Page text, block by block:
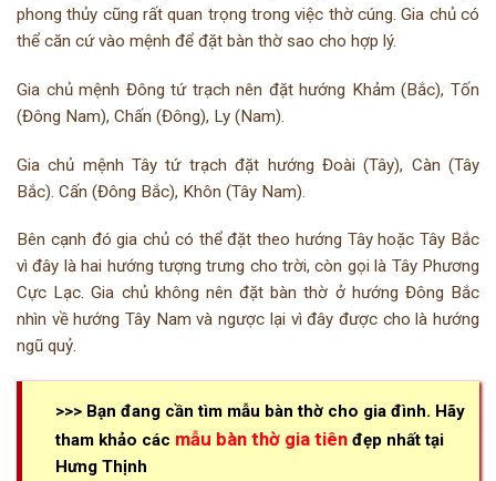
phong thủy cũng rất quan trọng trong việc thờ cúng. Gia chủ có
thể căn cứ vào mệnh để đặt bàn thờ sao cho hợp lý.
Gia chủ mệnh Đông tứ trạch nên đặt hướng Khảm (Bắc), Tốn
(Đông Nam), Chấn (Đông), Ly (Nam).
Gia chủ mệnh Tây tứ trạch đặt hướng Đoài (Tây), Càn (Tây
Bắc). Cấn (Đông Bắc), Khôn (Tây Nam).
Bên cạnh đó gia chủ có thể đặt theo hướng Tây hoặc Tây Bắc
vì đây là hai hướng tượng trưng cho trời, còn gọi là Tây Phương
Cực Lạc. Gia chủ không nên đặt bàn thờ ở hướng Đông Bắc
nhìn về hướng Tây Nam và ngược lại vì đây được cho là hướng
ngũ quỷ.
>>> Bạn đang cần tìm mẫu bàn thờ cho gia đình. Hãy
tham khảo các mẫu bàn thờ gia tiên đẹp nhất tại
Hưng Thịnh